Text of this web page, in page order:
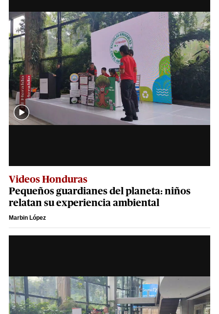
Videos Honduras
Pequeños guardianes del planeta: niños
relatan su experiencia ambiental
Marbin López